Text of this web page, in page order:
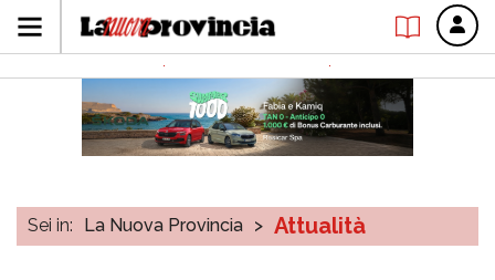
Sei in: La Nuova Provincia > Attualità